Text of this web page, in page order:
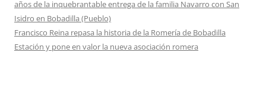
años de la inquebrantable entrega de la familia Navarro con San
Isidro en Bobadilla (Pueblo)
Francisco Reina repasa la historia de la Romería de Bobadilla
Estación y pone en valor la nueva asociación romera